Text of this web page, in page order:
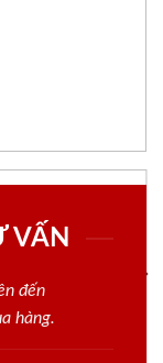
VẤN
đến
hàng.